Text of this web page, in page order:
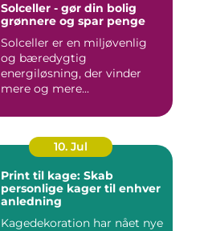
Solceller - gør din bolig
grønnere og spar penge
Solceller er en miljøvenlig
og bæredygtig
energiløsning, der vinder
mere og mere...
10. Jul
Print til kage: Skab
personlige kager til enhver
anledning
Kagedekoration har nået nye